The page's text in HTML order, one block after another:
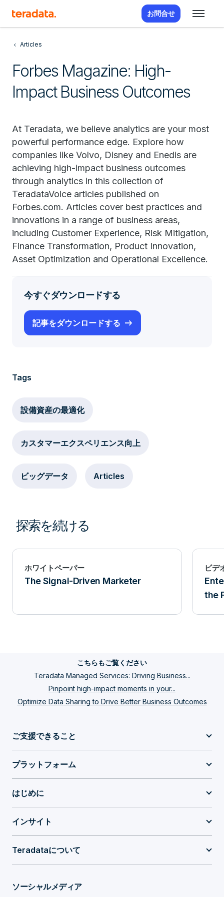
お問合せ
Articles
Forbes Magazine: High-
Impact Business Outcomes
At Teradata, we believe analytics are your most
powerful performance edge. Explore how
companies like Volvo, Disney and Enedis are
achieving high-impact business outcomes
through analytics in this collection of
TeradataVoice articles published on
Forbes.com. Articles cover best practices and
innovations in a range of business areas,
including Customer Experience, Risk Mitigation,
Finance Transformation, Product Innovation,
Asset Optimization and Operational Excellence.
今すぐダウンロードする
記事をダウンロードする
Tags
設備資産の最適化
カスタマーエクスペリエンス向上
ビッグデータ Articles
探索を続ける
ホワイトペーパー
The Signal-Driven Marketer
ビデ
the
こちらもご覧ください
Teradata Managed Services: Driving Business...
Pinpoint high-impact moments in your...
Optimize Data Sharing to Drive Better Business Outcomes
ご支援できること
プラットフォーム
はじめに
インサイト
Teradataについて
ソーシャルメディア